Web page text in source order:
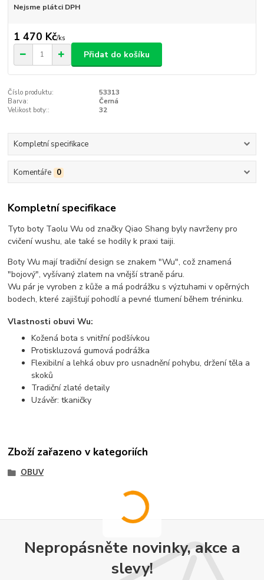
Nejsme plátci DPH
1 470 Kč/ks
Přidat do košíku
Číslo produktu:
53313
Barva:
Černá
Velikost boty::
32
Kompletní specifikace
Komentáře 0
Kompletní specifikace
Tyto boty Taolu Wu od značky Qiao Shang byly navrženy pro
cvičení wushu, ale také se hodily k praxi taiji.
Boty Wu mají tradiční design se znakem "Wu", což znamená
"bojový", vyšívaný zlatem na vnější straně páru.
Wu pár je vyroben z kůže a má podrážku s výztuhami v opěrných
bodech, které zajišťují pohodlí a pevné tlumení během tréninku.
Vlastnosti obuvi Wu:
Kožená bota s vnitřní podšívkou
Protiskluzová gumová podrážka
Flexibilní a lehká obuv pro usnadnění pohybu, držení těla a
skoků
Tradiční zlaté detaily
Uzávěr: tkaničky
Zboží zařazeno v kategoriích
OBUV
Nepropásněte novinky, akce a
slevy!